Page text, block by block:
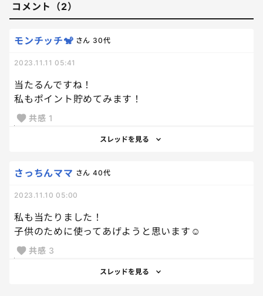
コメント（2）
モンチッチ🐒 さん 30代
2023.11.11 05:41
当たるんですね！
私もポイント貯めてみます！
共感 1
スレッドを見る
さっちんママ さん 40代
2023.11.10 05:00
私も当たりました！
子供のために使ってあげようと思います☺️
共感 3
スレッドを見る